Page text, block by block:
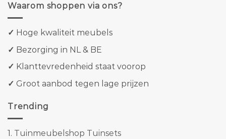
Waarom shoppen via ons?
✓ Hoge kwaliteit meubels
✓ Bezorging in NL & BE
✓ Klanttevredenheid staat voorop
✓ Groot aanbod tegen lage prijzen
Trending
1. Tuinmeubelshop Tuinsets